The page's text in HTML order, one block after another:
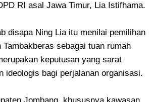
RI asal Jawa Timur, Lia Istifhama.
disapa Ning Lia itu menilai pemilihan
Tambakberas sebagai tuan rumah
keputusan yang sarat
ideologis bagi perjalanan organisasi.